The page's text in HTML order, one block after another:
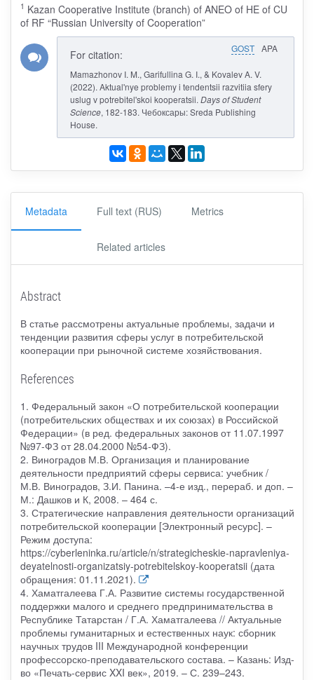
1 Kazan Cooperative Institute (branch) of ANEO of HE of CU
of RF “Russian University of Cooperation”
GOST APA
For citation:
Mamazhonov I. M., Garifullina G. I., & Kovalev A. V.
(2022). Aktual'nye problemy i tendentsii razvitiia sfery
uslug v potrebitel'skoi kooperatsii. Days of Student
Science, 182-183. Чебоксары: Sreda Publishing
House.
Metadata Full text (RUS) Metrics
Related articles
Abstract
В статье рассмотрены актуальные проблемы, задачи и
тенденции развития сферы услуг в потребительской
кооперации при рыночной системе хозяйствования.
References
1. Федеральный закон «О потребительской кооперации
(потребительских обществах и их союзах) в Российской
Федерации» (в ред. федеральных законов от 11.07.1997
№97-ФЗ от 28.04.2000 №54-ФЗ).
2. Виноградов М.В. Организация и планирование
деятельности предприятий сферы сервиса: учебник /
М.В. Виноградов, З.И. Панина. –4-е изд., перераб. и доп. –
М.: Дашков и К, 2008. – 464 с.
3. Стратегические направления деятельности организаций
потребительской кооперации [Электронный ресурс]. –
Режим доступа:
https://cyberleninka.ru/article/n/strategicheskie-napravleniya-
deyatelnosti-organizatsiy-potrebitelskoy-kooperatsii (дата
обращения: 01.11.2021).
4. Хаматгалеева Г.А. Развитие системы государственной
поддержки малого и среднего предпринимательства в
Республике Татарстан / Г.А. Хаматгалеева // Актуальные
проблемы гуманитарных и естественных наук: сборник
научных трудов III Международной конференции
профессорско-преподавательского состава. – Казань: Изд-
во «Печать-сервис XXI век», 2019. – С. 239–243.